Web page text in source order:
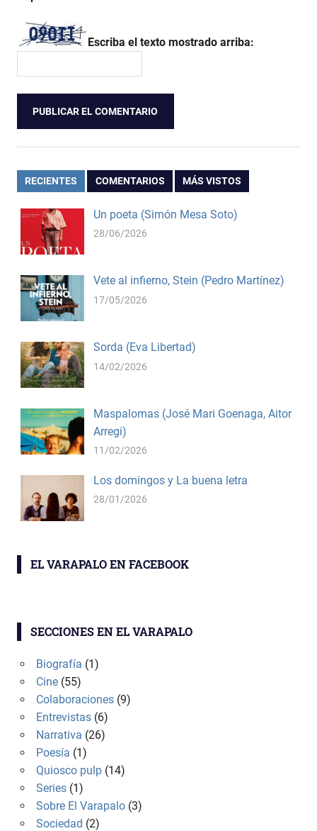
Escriba el texto mostrado arriba:
RECIENTES COMENTARIOS MÁS VISTOS
Un poeta (Simón Mesa Soto)
28/06/2026
Vete al infierno, Stein (Pedro Martínez)
17/05/2026
Sorda (Eva Libertad)
14/02/2026
Maspalomas (José Mari Goenaga, Aitor
Arregi)
11/02/2026
Los domingos y La buena letra
28/01/2026
EL VARAPALO EN FACEBOOK
SECCIONES EN EL VARAPALO
Biografía (1)
Cine(55)
Colaboraciones(9)
Entrevistas(6)
Narrativa (26)
Poesía (1)
Quiosco pulp(14)
Series(1)
Sobre El Varapalo(3)
Sociedad (2)